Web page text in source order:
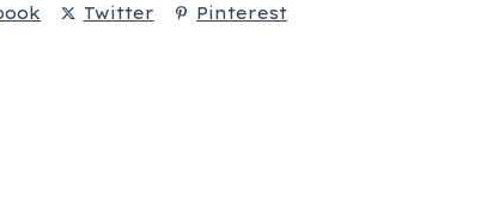
Twitter Pinterest